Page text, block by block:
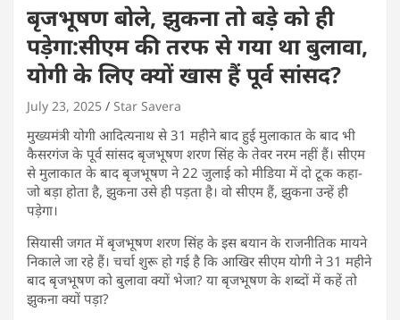
बृजभूषण बोले, झुकना तो बड़े को ही
पड़ेगा:सीएम की तरफ से गया था बुलावा,
योगी के लिए क्यों खास हैं पूर्व सांसद?
July 23, 2025 Star Savera
मुख्यमंत्री योगी आदित्यनाथ से 31 महीने बाद हुई मुलाकात के बाद भी
कैसरगंज के पूर्व सांसद बृजभूषण शरण सिंह के तेवर नरम नहीं हैं। सीएम
से मुलाकात के बाद बृजभूषण ने 22 जुलाई को मीडिया में दो टूक कहा-
जो बड़ा होता है, झुकना उसे ही पड़ता है। वो सीएम हैं, झुकना उन्हें ही
पड़ेगा।
सियासी जगत में बृजभूषण शरण सिंह के इस बयान के राजनीतिक मायने
निकाले जा रहे हैं। चर्चा शुरू हो गई है कि आखिर सीएम योगी ने 31 महीने
बाद बृजभूषण को बुलावा क्यों भेजा? या बृजभूषण के शब्दों में कहें तो
झुकना क्यों पड़ा?